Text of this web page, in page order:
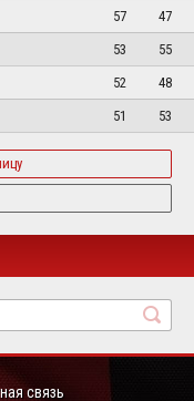
57
47
53
55
52
48
51 53
связь